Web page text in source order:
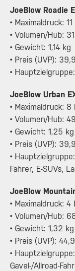
JoeBlow Roadie
• Maximaldruck:
• Volumen/Hub:
• Gewicht: 1,14 kg
• Preis (UVP):
•
JoeBlow Urban
• Maximaldruck:
• Volumen/Hub:
• Gewicht: 1,25 kg
• Preis (UVP):
•
Fahrer, E-SUVs,
JoeBlow
• Maximaldruck:
• Volumen/Hub:
• Gewicht: 1,32 kg
• Preis (UVP):
•
Gavel-/Allroad-